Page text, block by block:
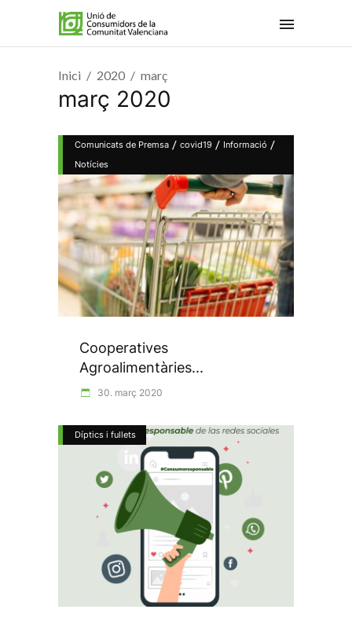
Inici 2020 març
març 2020
Comunicats de Premsa / covid19 / Informació /
Notícies
Cooperatives
Agroalimentàries...
30. març 2020
Díptics i fullets